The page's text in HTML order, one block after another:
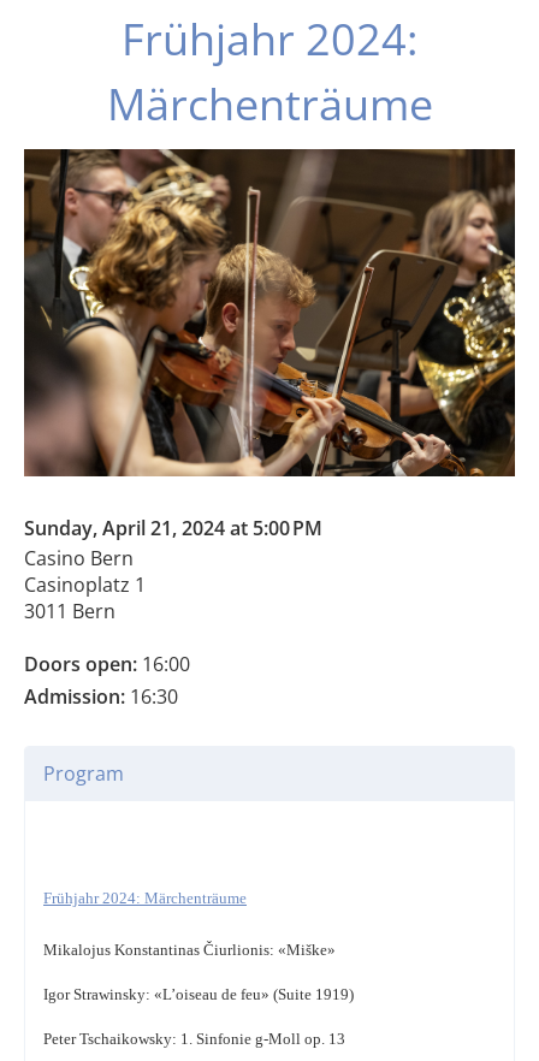
Frühjahr 2024:
Märchenträume
Sunday, April 21, 2024 at 5:00 PM
Casino Bern
Casinoplatz 1
3011 Bern
Doors open: 16:00
Admission: 16:30
Program
Frühjahr 2024: Märchenträume
Mikalojus Konstantinas Čiurlionis: «Miške»
Igor Strawinsky: «L’oiseau de feu» (Suite 1919)
Peter Tschaikowsky: 1. Sinfonie g-Moll op. 13